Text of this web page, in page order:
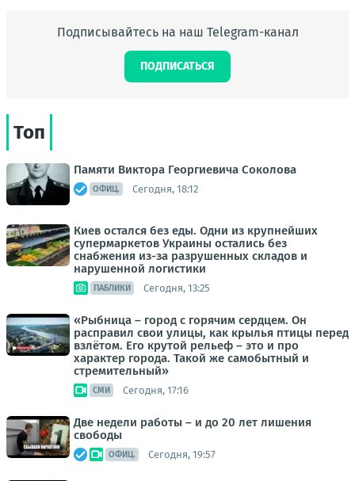
Подписывайтесь на наш Telegram-канал
ПОДПИСАТЬСЯ
Топ
Памяти Виктора Георгиевича Соколова
ОФИЦ. Сегодня, 18:12
Киев остался без еды. Одни из крупнейших
супермаркетов Украины остались без
снабжения из-за разрушенных складов и
нарушенной логистики
ПАБЛИКИ Сегодня, 13:25
«Рыбница – город с горячим сердцем. Он
расправил свои улицы, как крылья птицы перед
взлётом. Его крутой рельеф – это и про
характер города. Такой же самобытный и
стремительный»
СМИ Сегодня, 17:16
Две недели работы – и до 20 лет лишения
свободы
ОФИЦ. Сегодня, 19:57